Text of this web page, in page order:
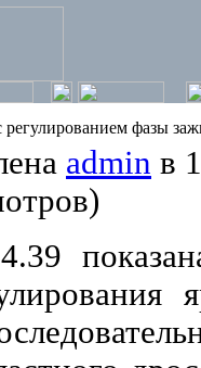
регулированием фазы
admin в